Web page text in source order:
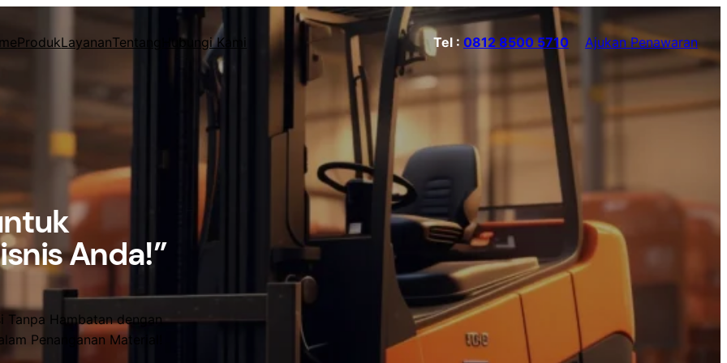
ProdukLayananTentang Hubungi Kami Tel : 0812 8500 5710 Ajukan Penawaran
Anda!”
Tanpa Hambatan dengan
Penanganan Material!